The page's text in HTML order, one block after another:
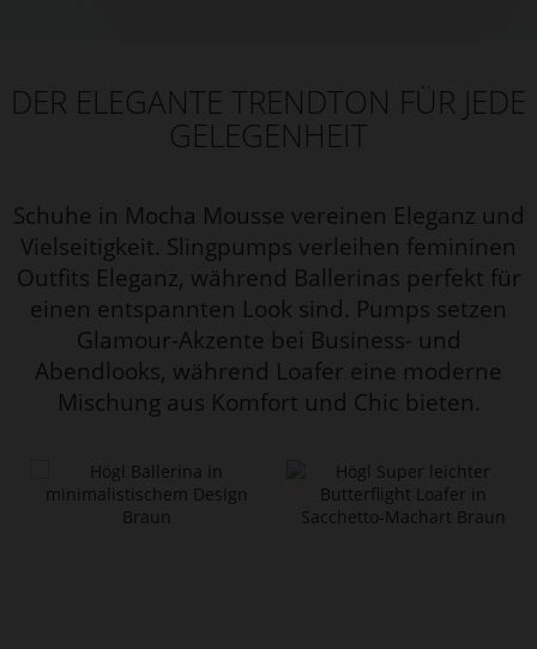
DER ELEGANTE TRENDTON FÜR JEDE
GELEGENHEIT
Schuhe in Mocha Mousse vereinen Eleganz und
Vielseitigkeit. Slingpumps verleihen femininen
Outfits Eleganz, während Ballerinas perfekt für
einen entspannten Look sind. Pumps setzen
Glamour-Akzente bei Business- und
Abendlooks, während Loafer eine moderne
Mischung aus Komfort und Chic bieten.